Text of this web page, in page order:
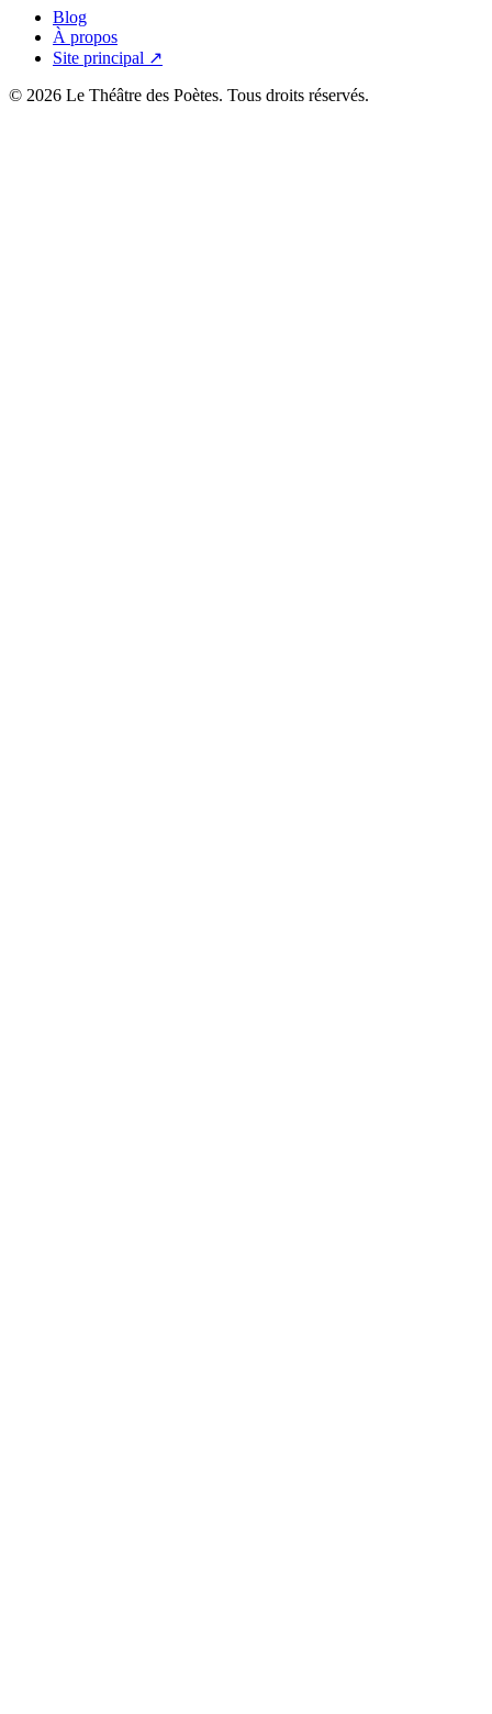
Blog
À propos
Site principal ↗
© 2026 Le Théâtre des Poètes. Tous droits réservés.